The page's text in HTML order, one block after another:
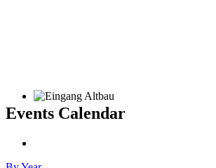
Events Calendar